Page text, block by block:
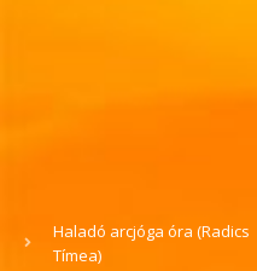
Haladó arcjóga óra (Radics
Tímea)